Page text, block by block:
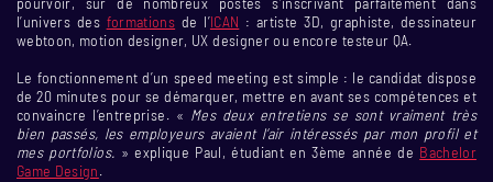
l’univers des formations de l’ICAN : artiste 3D, graphiste, dessinateur
webtoon, motion designer, UX designer ou encore testeur QA.
Le fonctionnement d’un speed meeting est simple : le candidat dispose
de 20 minutes pour se démarquer, mettre en avant ses compétences et
convaincre l’entreprise. « Mes deux entretiens se sont vraiment très
bien passés, les employeurs avaient l’air intéressés par mon profil et
mes portfolios. » explique Paul, étudiant en 3ème année de Bachelor
Game Design.